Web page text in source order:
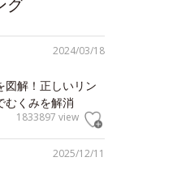
グ
2024/03/18
図解！正しいリン
むくみを解消
1833897 view
2025/12/11